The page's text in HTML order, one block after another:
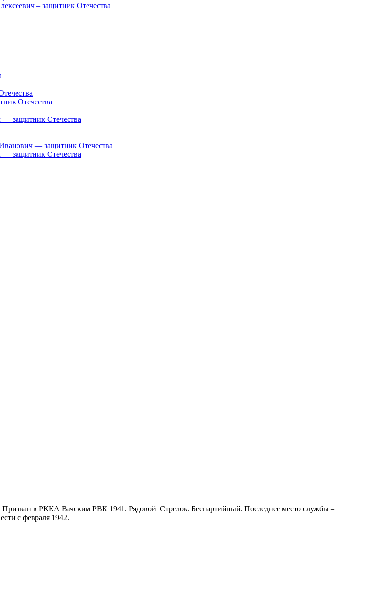
– защитник Отечества
Отечества
защитник Отечества
— защитник Отечества
защитник Отечества
в РККА Вачским РВК 1941. Рядовой. Стрелок. Беспартийный. Последнее место службы –
с февраля 1942.